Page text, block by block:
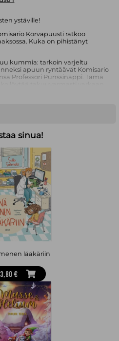
ystäville!
Korvapuusti ratkoo
Kuka on pihistänyt
kummia: tarkoin varjeltu
apuun ryntäävät Komisario
Professori Punssinappi. Tämä
älyauto nimeltä Nero.
tai Herkkulaaksossa
herkuista ja sopivan
Kirjoittaja Hanna-Mari
jossa sarjan mainiot
kirjojen ääressä
jota inspiroivat seikkailu ja
on luova suunnittelija ja
hahmojen
sinua!
lääkäriin
€